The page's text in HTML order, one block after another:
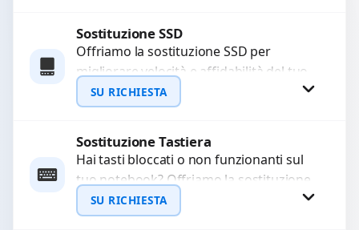
Procedi
Sostituzione SSD
Offriamo la sostituzione SSD per
migliorare velocità e affidabilità del tuo
dispositivo. In caso di
malfunzionamento, recuperiamo i dati
SU RICHIESTA
Richiedi Preventivo
WhatsApp
Sostituzione Tastiera
Hai tasti bloccati o non funzionanti sul
tuo notebook? Offriamo la sostituzione
completa della tastiera con ricambi di
alta qualità...
SU RICHIESTA